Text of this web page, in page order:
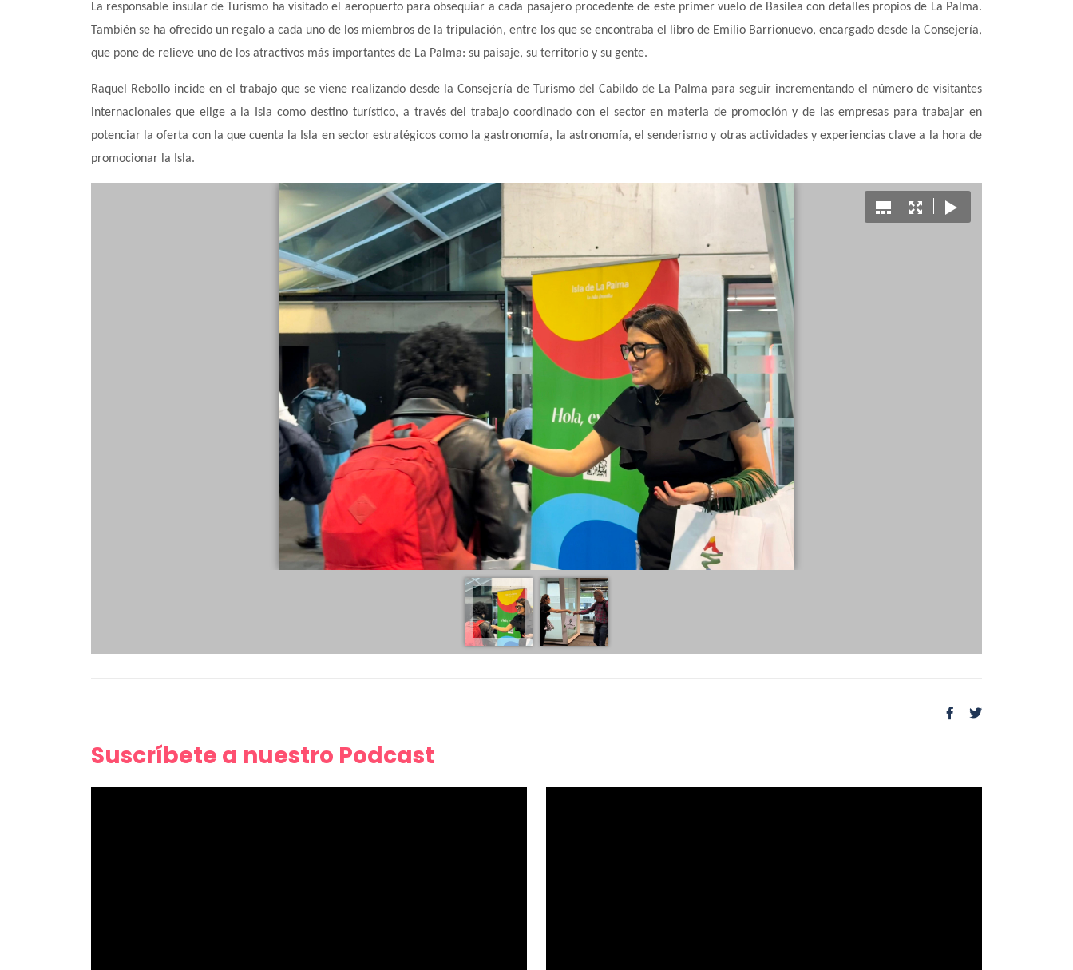
La responsable insular de Turismo ha visitado el aeropuerto para obsequiar a cada pasajero procedente de este primer vuelo de Basilea con detalles propios de La Palma.
También se ha ofrecido un regalo a cada uno de los miembros de la tripulación, entre los que se encontraba el libro de Emilio Barrionuevo, encargado desde la Consejería,
que pone de relieve uno de los atractivos más importantes de La Palma: su paisaje, su territorio y su gente.
Raquel Rebollo incide en el trabajo que se viene realizando desde la Consejería de Turismo del Cabildo de La Palma para seguir incrementando el número de visitantes
internacionales que elige a la Isla como destino turístico, a través del trabajo coordinado con el sector en materia de promoción y de las empresas para trabajar en
potenciar la oferta con la que cuenta la Isla en sector estratégicos como la gastronomía, la astronomía, el senderismo y otras actividades y experiencias clave a la hora de
promocionar la Isla.
Suscríbete a nuestro Podcast